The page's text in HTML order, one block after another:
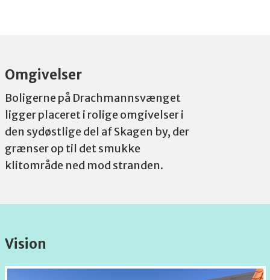
Omgivelser
Boligerne på Drachmannsvænget
ligger placeret i rolige omgivelser i
den sydøstlige del af Skagen by, der
grænser op til det smukke
klitområde ned mod stranden.
Vision